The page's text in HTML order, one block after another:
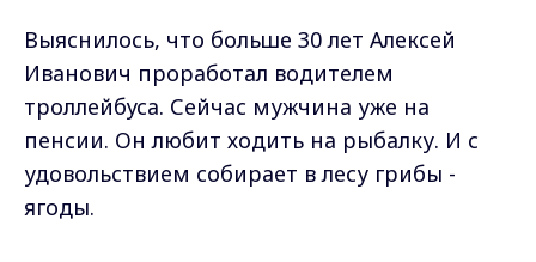
Выяснилось, что больше 30 лет Алексей
Иванович проработал водителем
троллейбуса. Сейчас мужчина уже на
пенсии. Он любит ходить на рыбалку. И с
удовольствием собирает в лесу грибы -
ягоды.